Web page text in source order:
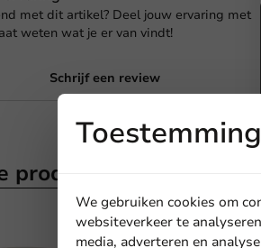
met dit artikel? Deel jouw ervaring met
weten wat je er van vindt!
Schrijf een review
producten uit deze serie
We gebruiken cookies om
websiteverkeer te
media, adverteren en